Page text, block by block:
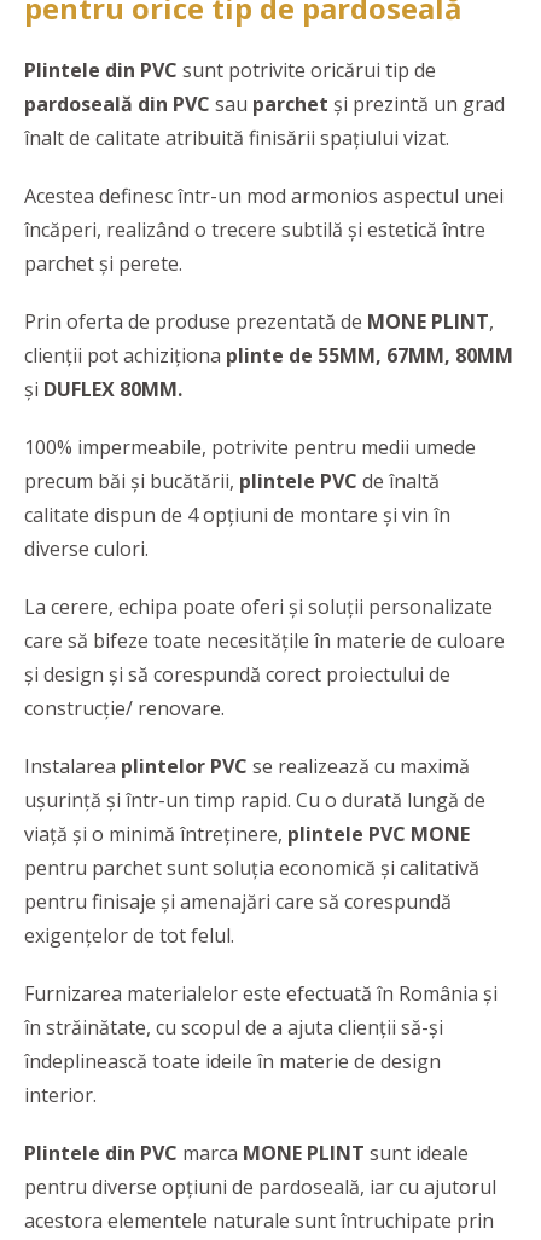
pentru orice tip de pardoseală
Plintele din PVC sunt potrivite oricărui tip de
pardoseală din PVC sau parchet și prezintă un grad
înalt de calitate atribuită finisării spațiului vizat.
Acestea definesc într-un mod armonios aspectul unei
încăperi, realizând o trecere subtilă și estetică între
parchet și perete.
Prin oferta de produse prezentată de MONE PLINT,
clienții pot achiziționa plinte de 55MM, 67MM, 80MM
și DUFLEX 80MM.
100% impermeabile, potrivite pentru medii umede
precum băi și bucătării, plintele PVC de înaltă
calitate dispun de 4 opțiuni de montare și vin în
diverse culori.
La cerere, echipa poate oferi și soluții personalizate
care să bifeze toate necesitățile în materie de culoare
și design și să corespundă corect proiectului de
construcție/ renovare.
Instalarea plintelor PVC se realizează cu maximă
ușurință și într-un timp rapid. Cu o durată lungă de
viață și o minimă întreținere, plintele PVC MONE
pentru parchet sunt soluția economică și calitativă
pentru finisaje și amenajări care să corespundă
exigențelor de tot felul.
Furnizarea materialelor este efectuată în România și
în străinătate, cu scopul de a ajuta clienții să-și
îndeplinească toate ideile în materie de design
interior.
Plintele din PVC marca MONE PLINT sunt ideale
pentru diverse opțiuni de pardoseală, iar cu ajutorul
acestora elementele naturale sunt întruchipate prin